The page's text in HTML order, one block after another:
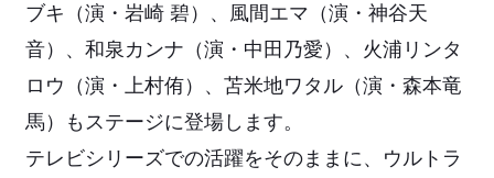
ブキ（演・岩崎 碧）、風間エマ（演・神谷天
音）、和泉カンナ（演・中田乃愛）、火浦リンタ
ロウ（演・上村侑）、苫米地ワタル（演・森本竜
馬）もステージに登場します。
テレビシリーズでの活躍をそのままに、ウルトラ